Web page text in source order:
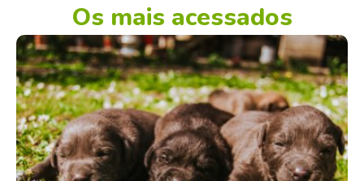
Os mais acessados